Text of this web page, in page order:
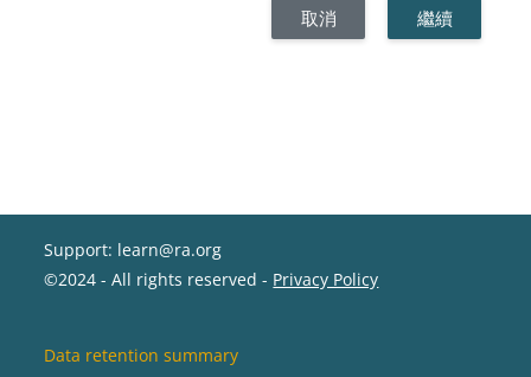
取消 繼續
Support: learn@ra.org
©2024 - All rights reserved - Privacy Policy
Data retention summary